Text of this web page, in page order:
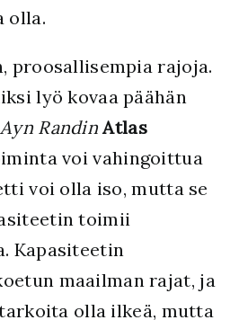
olla.
proosallisempia rajoja.
lyö kovaa päähän
Ayn Randin Atlas
voi vahingoittua
voi olla iso, mutta se
toimii
Kapasiteetin
maailman rajat, ja
olla ilkeä, mutta